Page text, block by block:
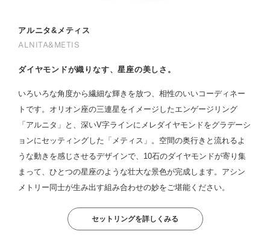
アルニタ&メティス
ALNITA&METIS
ダイヤモンドが織りなす、星座の美しさ。
いろいろな角度から繊細な輝きを放つ、相性のいいコーディネー
トです。オリオン座の三連星をイメージしたエンゲージリング
「アルニタ」と、深いV字ラインにメレダイヤモンドをグラデーシ
ョンにセッティングした「メティス」。空間の奥行きと流れるよ
うな動きを感じさせるデザインで、10石のダイヤモンドが寄り集
まって、ひとつの星座のような壮大な景色が完成します。アシン
メトリー同士が生み出す組み合わせの妙をご堪能ください。
セットリングを詳しくみる